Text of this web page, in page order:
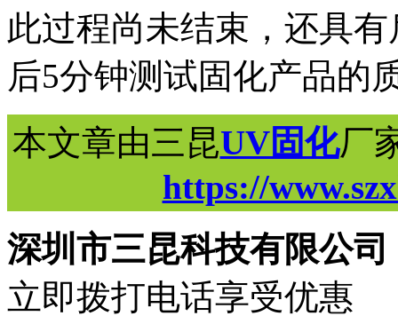
此过程尚未结束，还具
后5分钟测试固化产品的
本文章由三昆UV固化厂
https://
深圳市三昆科技有限公司
立即拨打电话享受优惠